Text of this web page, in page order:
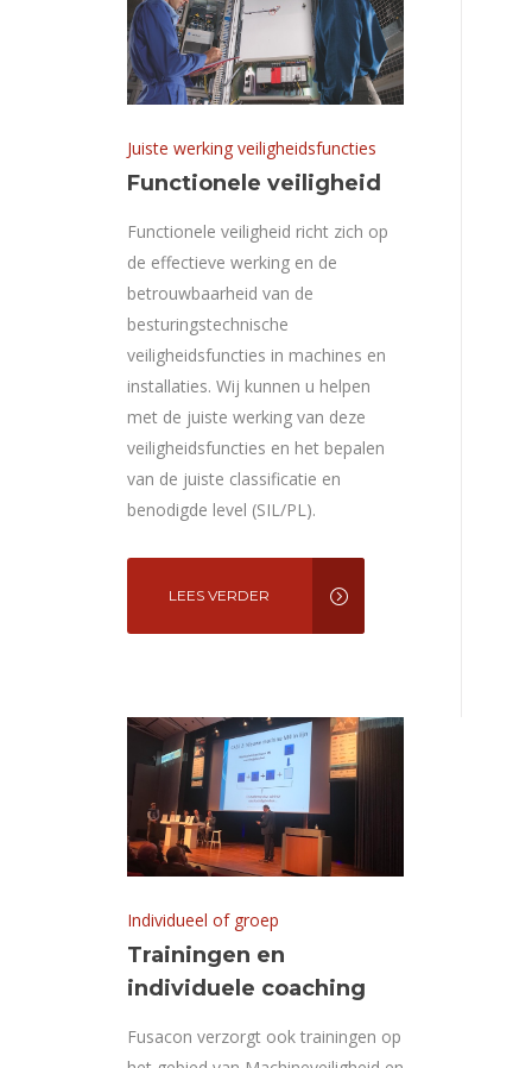
Juiste werking veiligheidsfuncties
Functionele veiligheid
Functionele veiligheid richt zich op
de effectieve werking en de
betrouwbaarheid van de
besturingstechnische
veiligheidsfuncties in machines en
installaties. Wij kunnen u helpen
met de juiste werking van deze
veiligheidsfuncties en het bepalen
van de juiste classificatie en
benodigde level (SIL/PL).
LEES VERDER
Individueel of groep
Trainingen en
individuele coaching
Fusacon verzorgt ook trainingen op